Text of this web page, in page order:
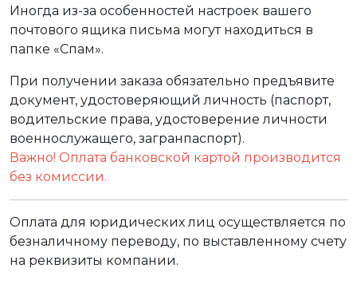
Иногда из-за особенностей настроек вашего
почтового ящика письма могут находиться в
папке «Спам».
При получении заказа обязательно предъявите
документ, удостоверяющий личность (паспорт,
водительские права, удостоверение личности
военнослужащего, загранпаспорт).
Важно! Оплата банковской картой производится
без комиссии.
Оплата для юридических лиц осуществляется по
безналичному переводу, по выставленному счету
на реквизиты компании.